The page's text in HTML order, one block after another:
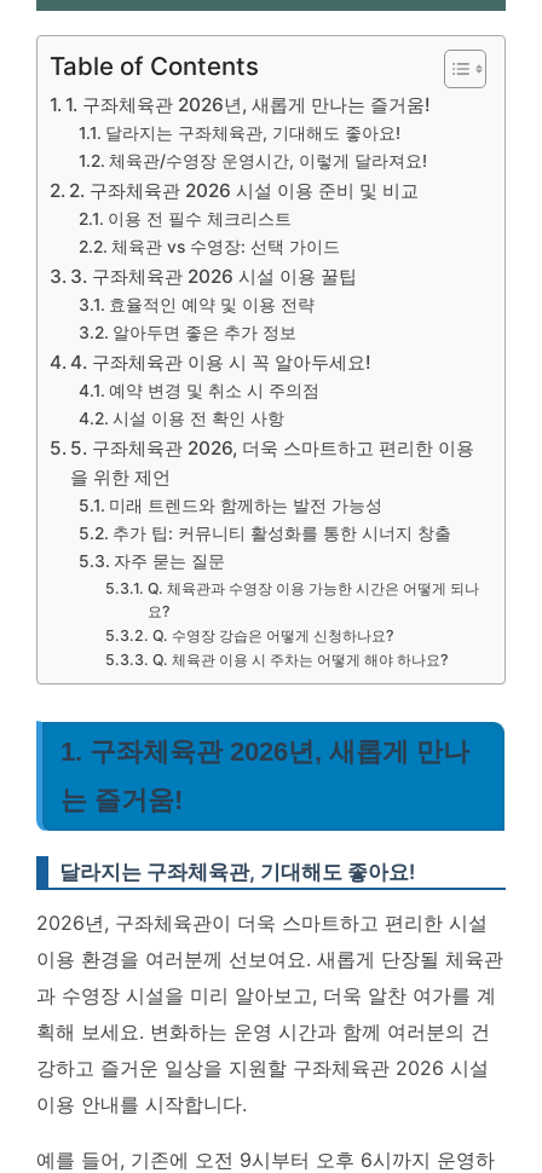
Table of Contents
1. 구좌체육관 2026년, 새롭게 만나는 즐거움!
달라지는 구좌체육관, 기대해도 좋아요!
체육관/수영장 운영시간, 이렇게 달라져요!
2. 구좌체육관 2026 시설 이용 준비 및 비교
이용 전 필수 체크리스트
체육관 vs 수영장: 선택 가이드
3. 구좌체육관 2026 시설 이용 꿀팁
효율적인 예약 및 이용 전략
알아두면 좋은 추가 정보
4. 구좌체육관 이용 시 꼭 알아두세요!
예약 변경 및 취소 시 주의점
시설 이용 전 확인 사항
5. 구좌체육관 2026, 더욱 스마트하고 편리한 이용
을 위한 제언
미래 트렌드와 함께하는 발전 가능성
추가 팁: 커뮤니티 활성화를 통한 시너지 창출
자주 묻는 질문
Q. 체육관과 수영장 이용 가능한 시간은 어떻게 되나
요?
Q. 수영장 강습은 어떻게 신청하나요?
Q. 체육관 이용 시 주차는 어떻게 해야 하나요?
1. 구좌체육관 2026년, 새롭게 만나
는 즐거움!
달라지는 구좌체육관, 기대해도 좋아요!
2026년, 구좌체육관이 더욱 스마트하고 편리한 시설
이용 환경을 여러분께 선보여요. 새롭게 단장될 체육관
과 수영장 시설을 미리 알아보고, 더욱 알찬 여가를 계
획해 보세요. 변화하는 운영 시간과 함께 여러분의 건
강하고 즐거운 일상을 지원할 구좌체육관 2026 시설
이용 안내를 시작합니다.
예를 들어, 기존에 오전 9시부터 오후 6시까지 운영하